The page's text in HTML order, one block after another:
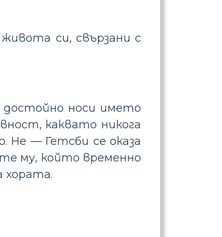
си, свързани с
носи името
каквато никога
Не — Гетсби се оказа
му, който временно
хората.